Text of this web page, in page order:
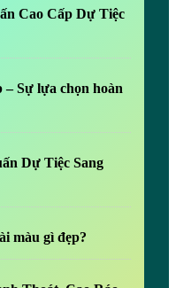
Cao Cấp Dự Tiệc
– Sự lựa chọn hoàn
Dự Tiệc Sang
màu gì đẹp?